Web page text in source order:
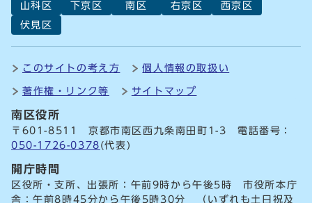
山科区
下京区 南区 右京区
西京区
伏見区
このサイトの考え方 個人情報の取扱い
著作権・リンク等 サイトマップ
南区役所
〒601-8511 京都市南区西九条南田町1-3 電話番号：
050-1726-0378 (代表)
開庁時間
区役所・支所、出張所：午前9時から午後5時 市役所本庁
舎：午前8時45分から午後5時30分 （いずれも土日祝及